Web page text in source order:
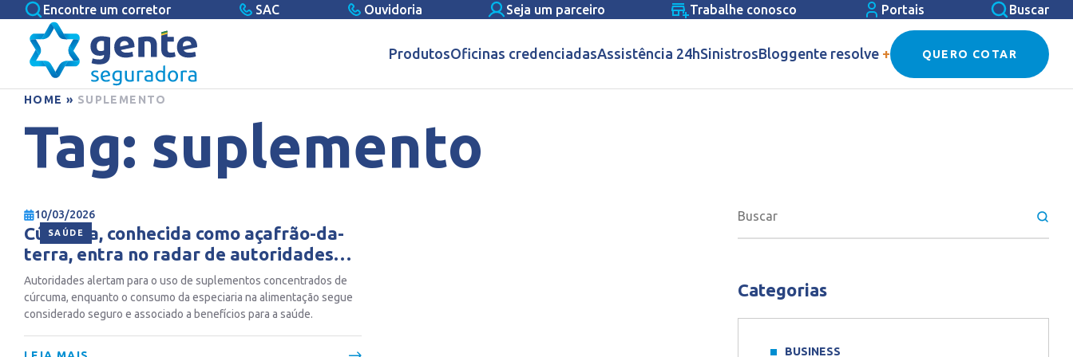
Encontre um corretor SAC Ouvidoria Seja um parceiro Trabalhe conosco Portais Buscar
ProdutosOficinas credenciadasAssistência 24hSinistrosBloggente resolve + QUERO COTAR
HOME » SUPLEMENTO
Tag: suplemento
SAÚDE
10/03/2026
Cúrcuma, conhecida como açafrão-da-
terra, entra no radar de autoridades
mundiais após possíveis danos ao
fígado
Autoridades alertam para o uso de suplementos concentrados de
cúrcuma, enquanto o consumo da especiaria na alimentação segue
considerado seguro e associado a benefícios para a saúde.
Categorias
BUSINESS